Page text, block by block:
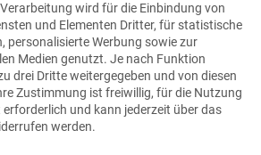
Co. KG
0
wird für die Einbindung von
und Elementen Dritter, für statistische
personalisierte Werbung sowie zur
Medien genutzt. Je nach Funktion
drei Dritte weitergegeben und von diesen
Zustimmung ist freiwillig, für die Nutzung
erforderlich und kann jederzeit über das
werden.